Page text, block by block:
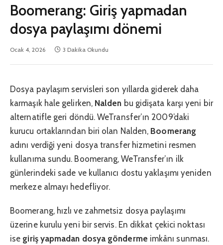
Boomerang: Giriş yapmadan
dosya paylaşımı dönemi
Ocak 4, 2026 3 Dakika Okundu
Dosya paylaşım servisleri son yıllarda giderek daha
karmaşık hale gelirken, Nalden bu gidişata karşı yeni bir
alternatifle geri döndü. WeTransfer’ın 2009’daki
kurucu ortaklarından biri olan Nalden, Boomerang
adını verdiği yeni dosya transfer hizmetini resmen
kullanıma sundu. Boomerang, WeTransfer’ın ilk
günlerindeki sade ve kullanıcı dostu yaklaşımı yeniden
merkeze almayı hedefliyor.
Boomerang, hızlı ve zahmetsiz dosya paylaşımı
üzerine kurulu yeni bir servis. En dikkat çekici noktası
ise giriş yapmadan dosya gönderme imkânı sunması.